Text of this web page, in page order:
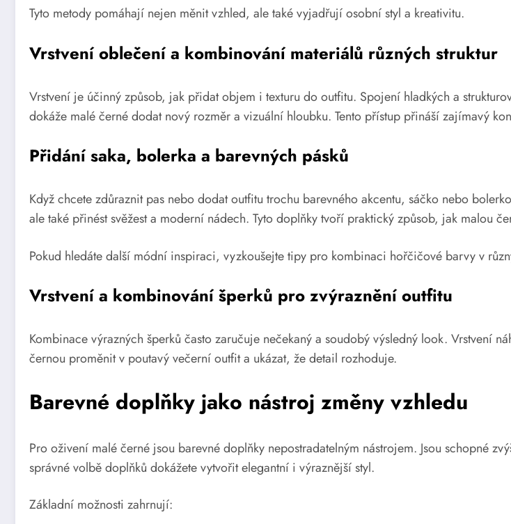
Tyto metody pomáhají nejen měnit vzhled, ale také vyjadřují osobní styl a kreativitu.
Vrstvení oblečení a kombinování materiálů různých struktur
Vrstvení je účinný způsob, jak přidat objem i texturu do outfitu. Spojení hladkých a
dokáže malé černé dodat nový rozměr a vizuální hloubku. Tento přístup přináší zajímavý
Přidání saka, bolerka a barevných pásků
Když chcete zdůraznit pas nebo dodat outfitu trochu barevného akcentu, sáčko nebo
ale také přinést svěžest a moderní nádech. Tyto doplňky tvoří praktický způsob, jak malou
Pokud hledáte další módní inspiraci, vyzkoušejte tipy pro kombinaci hořčičové barvy v
Vrstvení a kombinování šperků pro zvýraznění outfitu
Kombinace výrazných šperků často zaručuje nečekaný a soudobý výsledný look. Vrstvení
černou proměnit v poutavý večerní outfit a ukázat, že detail rozhoduje.
Barevné doplňky jako nástroj změny vzhledu
Pro oživení malé černé jsou barevné doplňky nepostradatelným nástrojem. Jsou schopné
správné volbě doplňků dokážete vytvořit elegantní i výraznější styl.
Základní možnosti zahrnují: